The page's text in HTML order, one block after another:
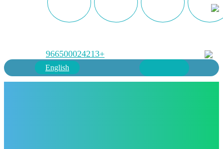
+966500024213
English